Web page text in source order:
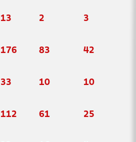
13 2 3
176 83 42
33 10 10
112 61 25